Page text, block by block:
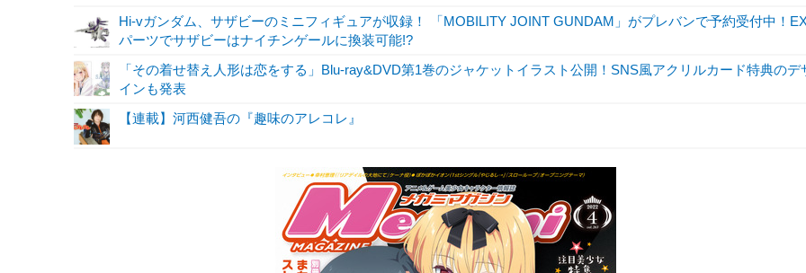
Hi-vガンダム、サザビーのミニフィギュアが収録！ 「MOBILITY JOINT GUNDAM」がプレバンで予約受付中！
パーツでサザビーはナイチンゲールに換装可能!?
「その着せ替え人形は恋をする」Blu-ray&DVD第1巻のジャケットイラスト公開！SNS風アクリルカード特典のデ
インも発表
【連載】河西健吾の『趣味のアレコレ』